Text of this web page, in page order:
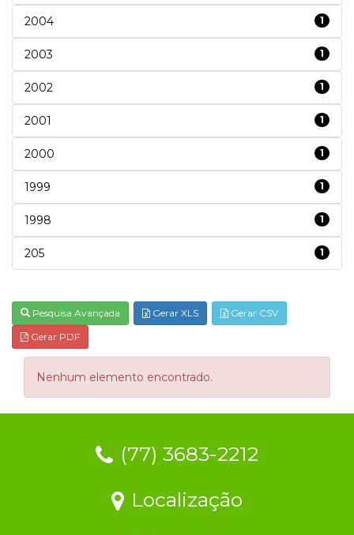
2004 1
2003 1
2002 1
2001 1
2000 1
1999 1
1998 1
205 1
Pesquisa Avançada Gerar XLS
Gerar CSV
Gerar PDF
Nenhum elemento encontrado.
(77) 3683-2212
Localização